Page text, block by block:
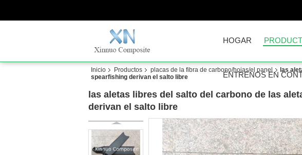
HOGAR
ÉNTRENOS EN
Inicio Productos placas de la fibra de carbono/hojas/el panel
las
spearfishing derivan el salto libre
las aletas libres del salto del carbono de las
derivan el salto libre